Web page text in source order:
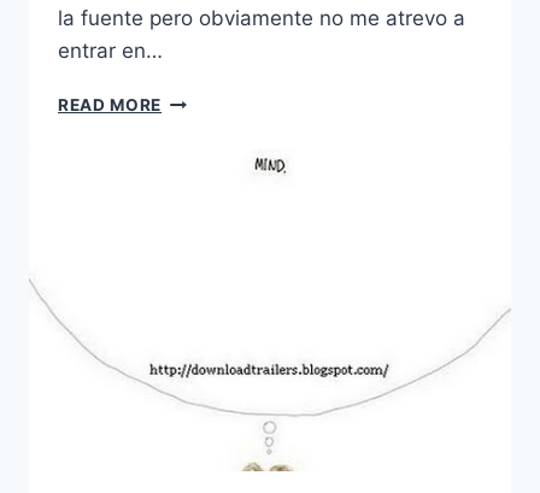
la fuente pero obviamente no me atrevo a
entrar en…
READ MORE THE